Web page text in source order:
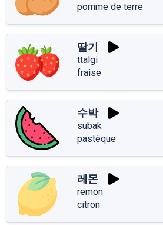
pomme de terre
딸기
ttalgi
fraise
수박
subak
pastèque
레몬
remon
citron